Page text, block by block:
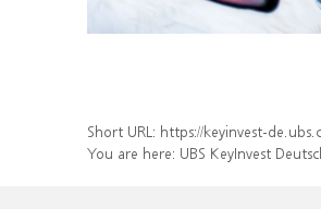
Short URL: https://keyinvest-
You are here: UBS KeyInvest